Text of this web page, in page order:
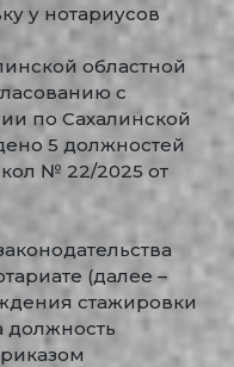
у нотариусов
областной
с
по Сахалинской
5 должностей
№ 22/2025 от
(далее –
стажировки